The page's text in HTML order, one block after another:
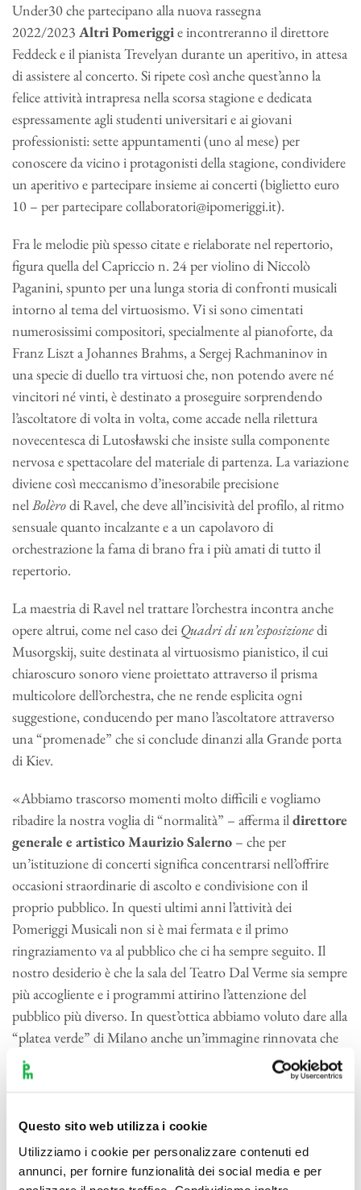
Questo sito web utilizza i cookie
Utilizziamo i cookie per personalizzare contenuti ed
annunci, per fornire funzionalità dei social media e per
Under30 che partecipano alla nuova rassegna
2022/2023 Altri Pomeriggie incontreranno il direttore
Feddeck e il pianista Trevelyan durante un aperitivo, in attesa
di assistere al concerto. Si ripete così anche quest’anno la
felice attività intrapresa nella scorsa stagione e dedicata
espressamente agli studenti universitari e ai giovani
professionisti: sette appuntamenti (uno al mese) per
conoscere da vicino i protagonisti della stagione, condividere
un aperitivo e partecipare insieme ai concerti (biglietto euro
10 – per partecipare collaboratori@ipomeriggi.it).
Fra le melodie più spesso citate e rielaborate nel repertorio,
figura quella del Capriccio n. 24 per violino di Niccolò
Paganini, spunto per una lunga storia di confronti musicali
intorno al tema del virtuosismo. Vi si sono cimentati
numerosissimi compositori, specialmente al pianoforte, da
Franz Liszt a Johannes Brahms, a Sergej Rachmaninov in
una specie di duello tra virtuosi che, non potendo avere né
vincitori né vinti, è destinato a proseguire sorprendendo
l’ascoltatore di volta in volta, come accade nella rilettura
novecentesca di Lutosławski che insiste sulla componente
nervosa e spettacolare del materiale di partenza. La variazione
diviene così meccanismo d’inesorabile precisione
nelBolèrodi Ravel, che deve all’incisività del profilo, al ritmo
sensuale quanto incalzante e a un capolavoro di
orchestrazione la fama di brano fra i più amati di tutto il
repertorio.
La maestria di Ravel nel trattare l’orchestra incontra anche
opere altrui, come nel caso dei Quadri di un’esposizionedi
Musorgskij, suite destinata al virtuosismo pianistico, il cui
chiaroscuro sonoro viene proiettato attraverso il prisma
multicolore dell’orchestra, che ne rende esplicita ogni
suggestione, conducendo per mano l’ascoltatore attraverso
una “promenade” che si conclude dinanzi alla Grande porta
di Kiev.
«Abbiamo trascorso momenti molto difficili e vogliamo
ribadire la nostra voglia di “normalità” – afferma ildirettore
generale e artisticoMaurizio Salerno – che per
un’istituzione di concerti significa concentrarsi nell’offrire
occasioni straordinarie di ascolto e condivisione con il
proprio pubblico. In questi ultimi anni l’attività dei
Pomeriggi Musicali non si è mai fermata e il primo
ringraziamento va al pubblico che ci ha sempre seguito. Il
nostro desiderio è che la sala del Teatro Dal Verme sia sempre
più accogliente e i programmi attirino l’attenzione del
pubblico più diverso. In quest’ottica abbiamo voluto dare alla
“platea verde” di Milano anche un’immagine rinnovata che
rinsalda il legame dell’Orchestra con il Teatro e la sua storia,
rafforza la vocazione verde dell’istituzione, molto attenta ai
così come alla sostenibilità (attraverso sempre aggiornati
processi di sanificazione e gestione degli spazi) e rivolta a una
fruizione della musica come ecologia della mente. La